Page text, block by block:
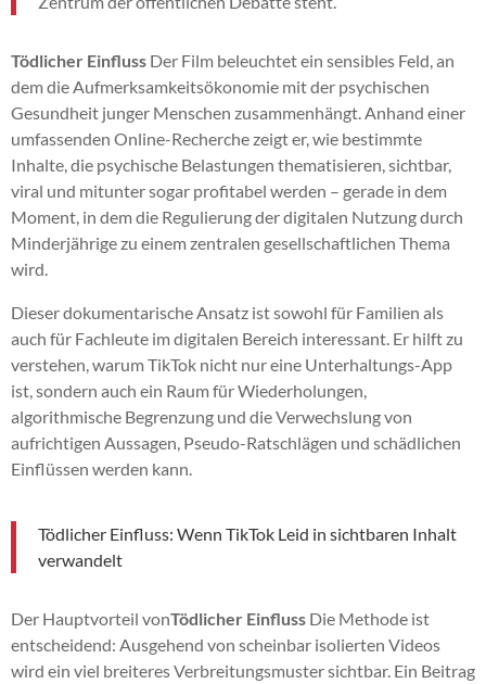
Tödlicher Einfluss Der Film beleuchtet ein sensibles Feld, an
dem die Aufmerksamkeitsökonomie mit der psychischen
Gesundheit junger Menschen zusammenhängt. Anhand einer
umfassenden Online-Recherche zeigt er, wie bestimmte
Inhalte, die psychische Belastungen thematisieren, sichtbar,
viral und mitunter sogar profitabel werden – gerade in dem
Moment, in dem die Regulierung der digitalen Nutzung durch
Minderjährige zu einem zentralen gesellschaftlichen Thema
wird.
Dieser dokumentarische Ansatz ist sowohl für Familien als
auch für Fachleute im digitalen Bereich interessant. Er hilft zu
verstehen, warum TikTok nicht nur eine Unterhaltungs-App
ist, sondern auch ein Raum für Wiederholungen,
algorithmische Begrenzung und die Verwechslung von
aufrichtigen Aussagen, Pseudo-Ratschlägen und schädlichen
Einflüssen werden kann.
Tödlicher Einfluss: Wenn TikTok Leid in sichtbaren Inhalt
verwandelt
Der Hauptvorteil vonTödlicher Einfluss Die Methode ist
entscheidend: Ausgehend von scheinbar isolierten Videos
wird ein viel breiteres Verbreitungsmuster sichtbar. Ein Beitrag